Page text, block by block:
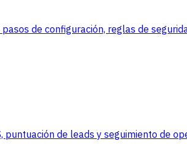
de configuración, reglas de
de leads y seguimiento de